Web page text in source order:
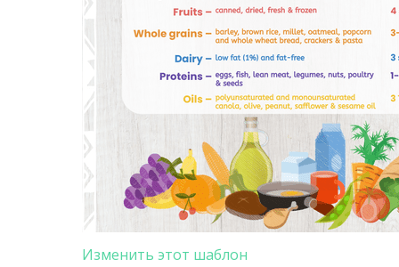
Изменить этот шаблон